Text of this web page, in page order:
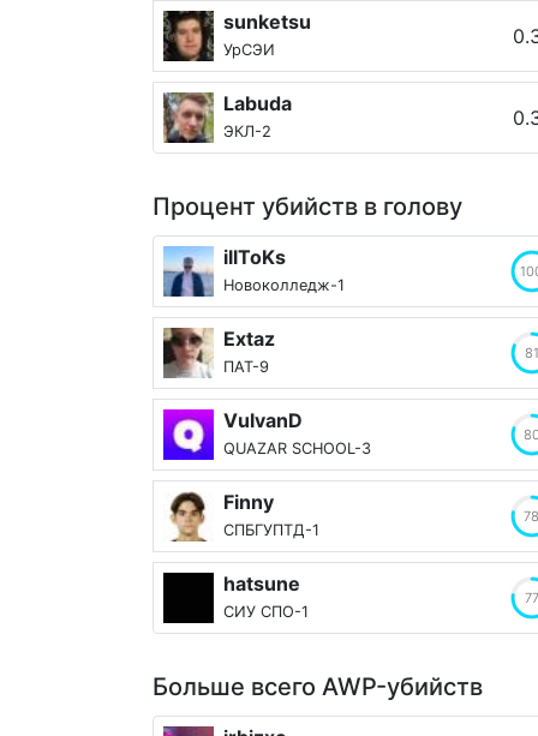
sunketsu
УрСЭИ
Labuda
ЭКЛ-2
Процент убийств в голову
illToKs
Новоколледж-1
Extaz
ПАТ-9
81
VulvanD
QUAZAR SCHOOL-3
Finny
СПБГУПТД-1
hatsune
СИУ СПО-1
77
Больше всего AWP-убийств